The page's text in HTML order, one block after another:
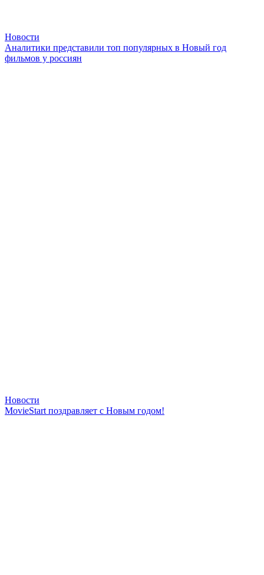
Новости
Аналитики представили топ популярных в Новый год
фильмов у россиян
Новости
MovieStart поздравляет с Новым годом!